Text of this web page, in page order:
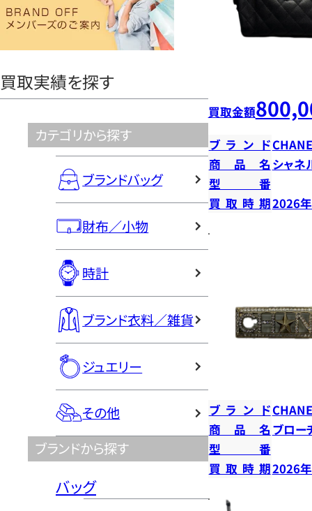
ヤ
買取実績を探す
カテゴリから探す
ブランドバッグ
財布／小物
時計
ブランド衣料／雑貨
ジュエリー
その他
ブランドから探す
バッグ
買取金額
ブランド
商品名 シャネ
型番
買取時期2026
ブランド
商品名 ブロー
型番
買取時期2026